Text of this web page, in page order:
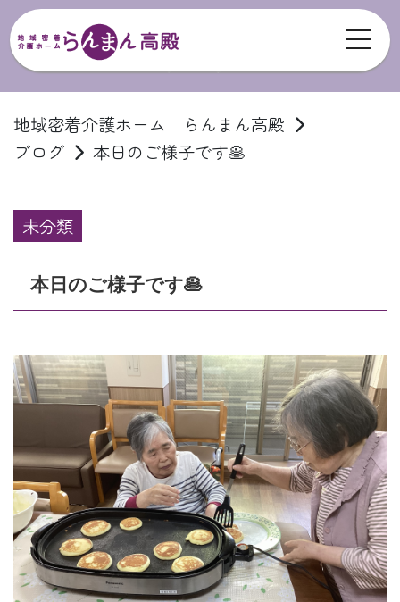
地域密着介護ホーム らんまん高殿
ブログ
本日のご様子です🥞
未分類
本日のご様子です🥞